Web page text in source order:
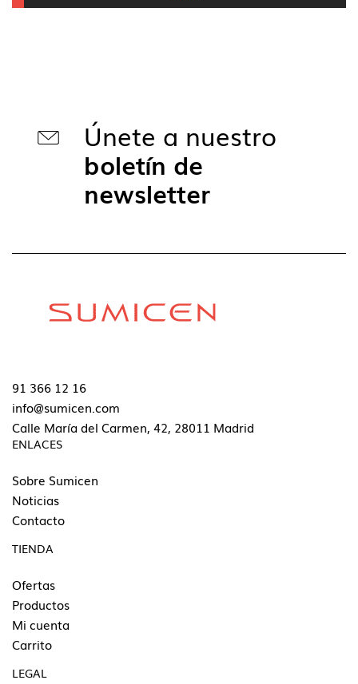
Únete a nuestro
boletín de
newsletter
91 366 12 16
info@sumicen.com
Calle María del Carmen, 42, 28011 Madrid
ENLACES
Sobre Sumicen
Noticias
Contacto
TIENDA
Ofertas
Productos
Mi cuenta
Carrito
LEGAL